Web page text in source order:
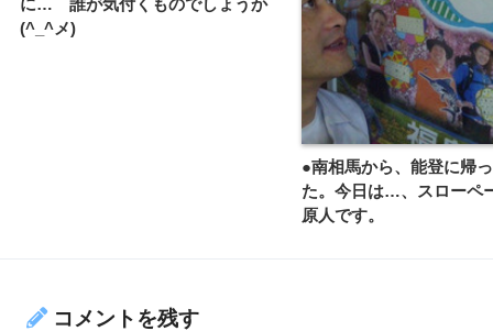
に… 誰が気付くものでしょうか
(^_^メ)
●南相馬から、能登に帰
た。今日は…、スローペ
原人です。
コメントを残す